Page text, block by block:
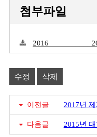
첨부파일
수정 삭제
이전글
다음글